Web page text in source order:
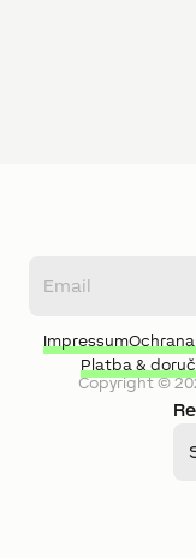
Copyright ©
Impressum
Platba &